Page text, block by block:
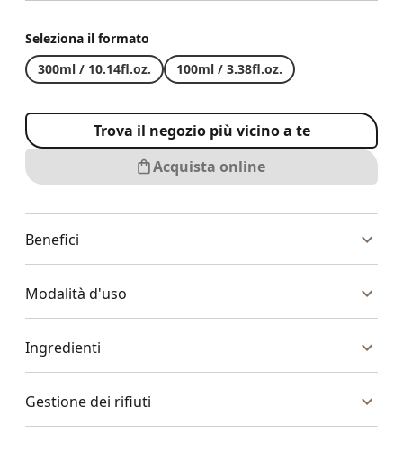
Seleziona il formato
300ml / 10.14fl.oz.
100ml / 3.38fl.oz.
Trova il negozio più vicino a te
Acquista online
Benefici
Modalità d'uso
Ingredienti
Gestione dei rifiuti